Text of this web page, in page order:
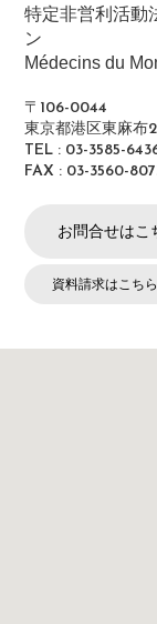
特定非営利活動
ン
Médecins du
〒106-0044
東京都港区東麻布
TEL : 03-3585-
FAX : 03-3560-
お問合せはこ
資料請求はこちら